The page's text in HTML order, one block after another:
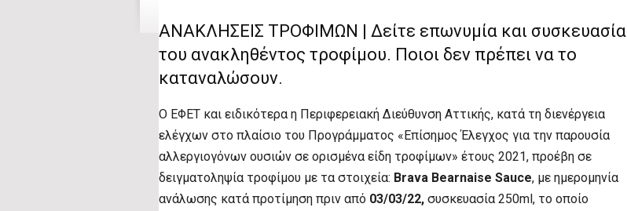
ΑΝΑΚΛΗΣΕΙΣ ΤΡΟΦΙΜΩΝ | Δείτε επωνυμία και συσκευασία
του ανακληθέντος τροφίμου. Ποιοι δεν πρέπει να το
καταναλώσουν.
Ο ΕΦΕΤ και ειδικότερα η Περιφερειακή Διεύθυνση Αττικής, κατά τη διενέργεια
ελέγχων στο πλαίσιο του Προγράμματος «Επίσημος Έλεγχος για την παρουσία
αλλεργιογόνων ουσιών σε ορισμένα είδη τροφίμων» έτους 2021, προέβη σε
δειγματοληψία τροφίμου με τα στοιχεία: Brava Bearnaise Sauce, με ημερομηνία
ανάλωσης κατά προτίμηση πριν από 03/03/22, συσκευασία 250ml, το οποίο